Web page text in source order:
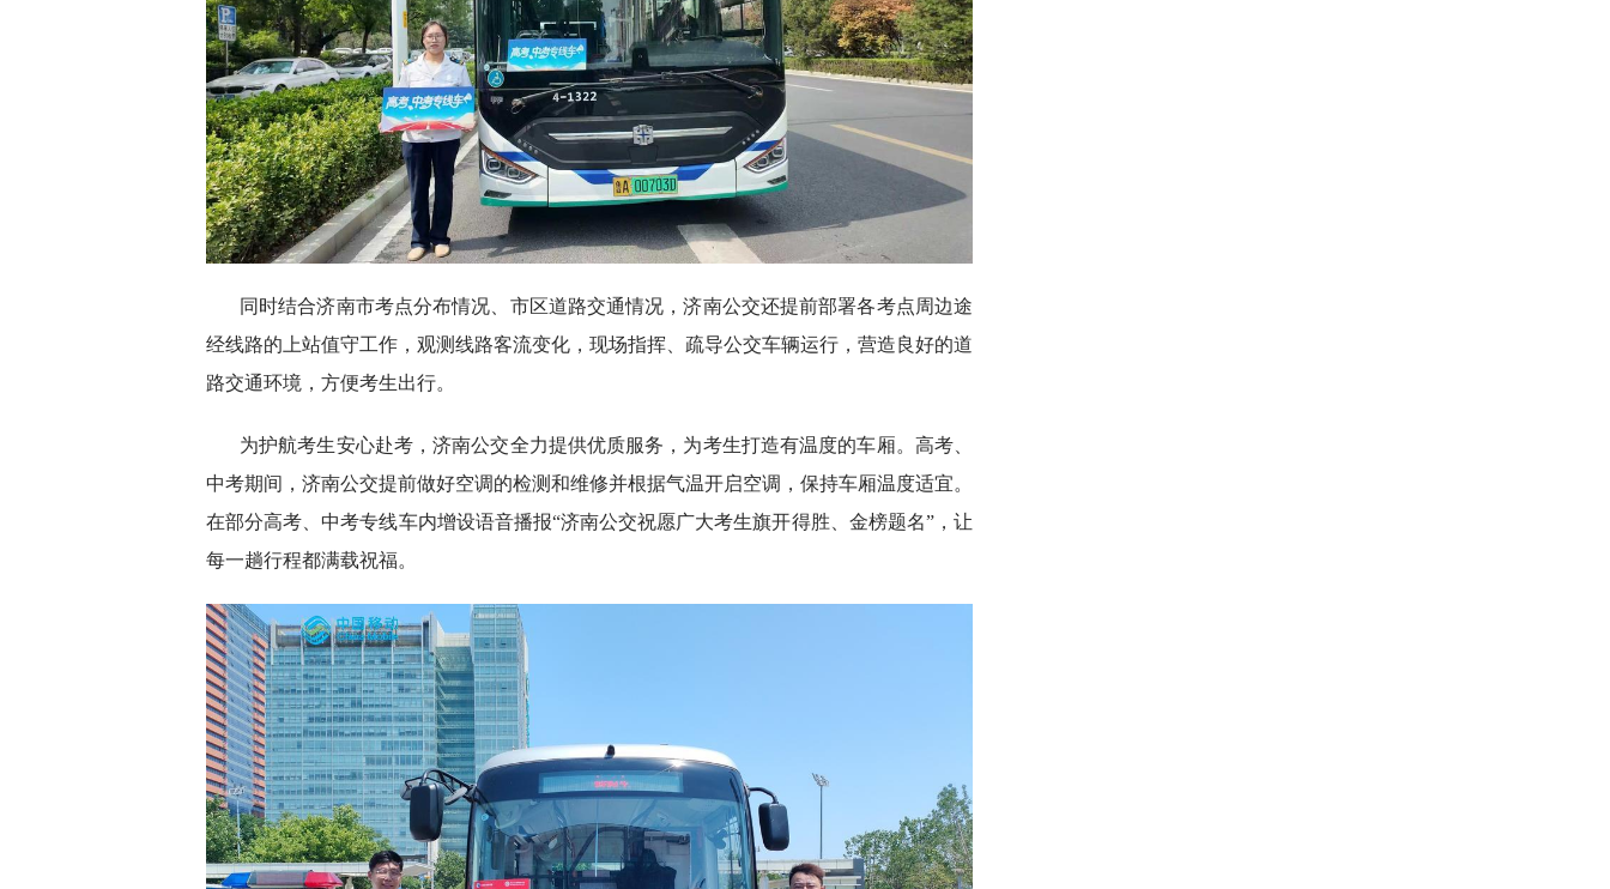
同时结合济南市考点分布情况、市区道路交通情况，济南公交还提前部署各考点周边途
经线路的上站值守工作，观测线路客流变化，现场指挥、疏导公交车辆运行，营造良好的道
路交通环境，方便考生出行。
为护航考生安心赴考，济南公交全力提供优质服务，为考生打造有温度的车厢。高考、
中考期间，济南公交提前做好空调的检测和维修并根据气温开启空调，保持车厢温度适宜。
在部分高考、中考专线车内增设语音播报“济南公交祝愿广大考生旗开得胜、金榜题名”，让
每一趟行程都满载祝福。